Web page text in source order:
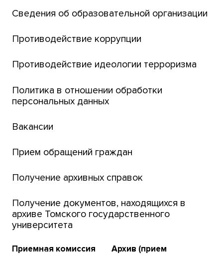
Парк социогуманитарных технологий ТГУ
Английский для всех
ТГУ
Интернет-лицей
Открытые онлайн-курсы (MOOCs)
Платежи онлайн
Банк инициатив по развитию университета
Сведения об образовательной организации
Противодействие коррупции
Противодействие идеологии терроризма
Политика в отношении обработки
персональных данных
Вакансии
Прием обращений граждан
Получение архивных справок
Получение документов, находящихся в
архиве Томского государственного
университета
Приемная комиссия
Архив (прием